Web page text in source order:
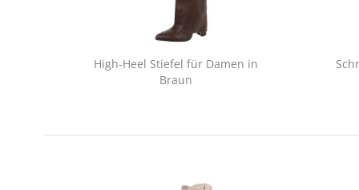
High-Heel Stiefel für Damen in
Braun